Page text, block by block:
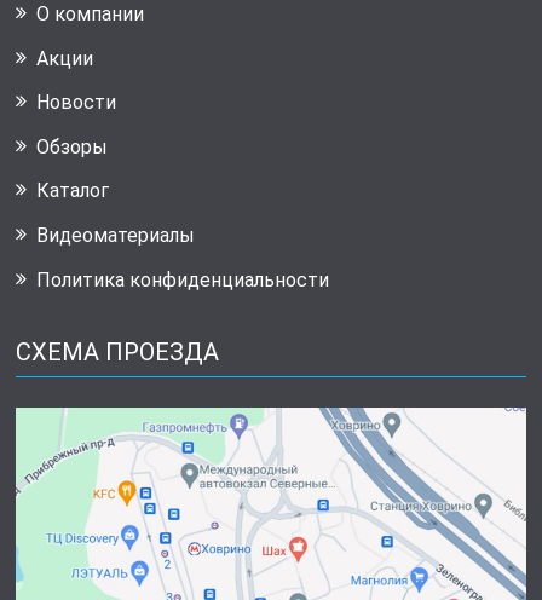
О компании
Акции
Новости
Обзоры
Каталог
Видеоматериалы
Политика конфиденциальности
СХЕМА ПРОЕЗДА